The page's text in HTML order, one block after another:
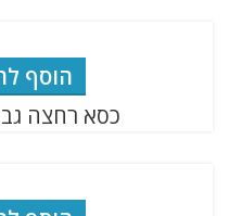
הוסף
כסא רחצה גב